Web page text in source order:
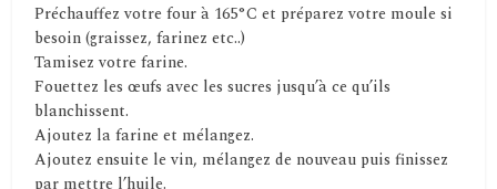
Préchauffez votre four à 165°C et préparez votre moule si
besoin (graissez, farinez etc..)
Tamisez votre farine.
Fouettez les œufs avec les sucres jusqu’à ce qu’ils
blanchissent.
Ajoutez la farine et mélangez.
Ajoutez ensuite le vin, mélangez de nouveau puis finissez
par mettre l’huile.